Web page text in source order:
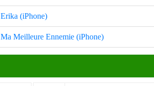
Erika (iPhone)
Ma Meilleure Ennemie (iPhone)